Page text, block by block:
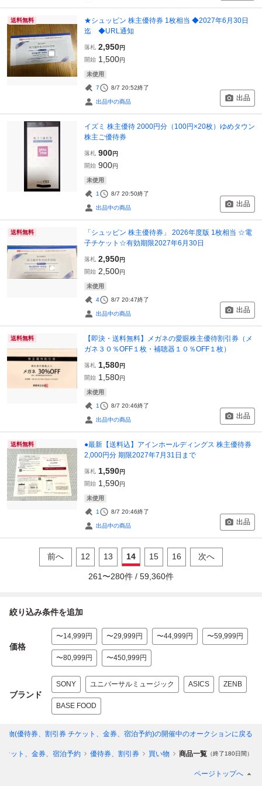
送料無料
★シュッピン 株主優待券 1枚相当 ◆2027年6月30日
迄 ◆URL通知
落札 2,950円
開始 1,500円
未使用
7 8/7 20:52終了
出品中の商品 出品
イズミ 株主優待 2000円分（100円×20枚）ゆめタウン
株主ご優待券
落札 900円
開始 900円
未使用
1 8/7 20:50終了
出品中の商品 出品
送料無料
「シュッピン 株主優待券」 2026年度版 1枚相当 ☆電
子チケット☆有効期限2027年6月30日
落札 2,950円
開始 2,500円
未使用
4 8/7 20:47終了
出品中の商品 出品
送料無料
【即決・送料無料】メガネの愛眼株主優待割引券（メ
ガネ３０％OFF１枚・補聴器１０％OFF１枚）
落札 1,580円
開始 1,580円
未使用
1 8/7 20:46終了
出品中の商品 出品
送料無料
●最新【送料込】アインホールディングス 株主優待券
2,000円分 期限2027年7月31日まで
落札 1,590円
開始 1,590円
未使用
1 8/7 20:46終了
出品中の商品 出品
前へ 12 13 14 15 16 次へ
261 〜280件 / 59,360件
絞り込み条件を追加
価格
〜14,999円 〜29,999円 〜44,999円 〜59,999円
〜80,999円 〜450,999円
ブランド
SONY ユニバーサルミュージック ASICS ZENB
BASE FOOD
物(優待券、割引券 チケット、金券、宿泊予約)の開催中のオークションに戻る
ケット、金券、宿泊予約 優待券、割引券 買い物 商品一覧 （終了180日間）
ページトップへ